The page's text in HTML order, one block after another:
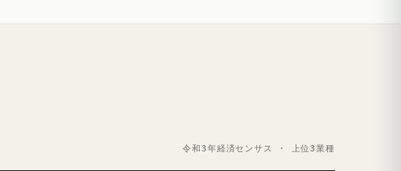
令和3年経済センサス · 上位3業種